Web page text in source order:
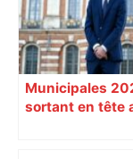
Municipales
sortant en tête